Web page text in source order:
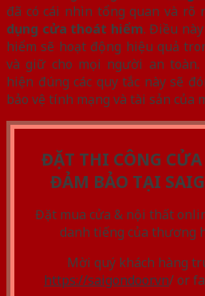
đã có cái nhìn tổng quan và rõ
dụng cửa thoát hiểm. Điều
hiểm sẽ hoạt động hiệu quả
và giữ cho mọi người an toàn.
hiện đúng các quy tắc này sẽ
bảo vệ tính mạng và tài sản của
ĐẶT THI CÔNG
ĐẢM BẢO TẠI
Đặt mua cửa & nội thất
danh tiếng của thương
Mời quý khách hàng
https://saigondoor.vn/ or